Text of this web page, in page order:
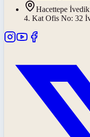
Hacettepe
4. Kat Ofis No: 32